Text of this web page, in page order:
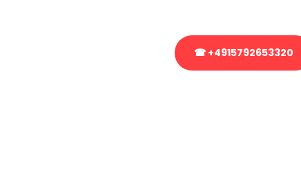
☎ +4915792653320